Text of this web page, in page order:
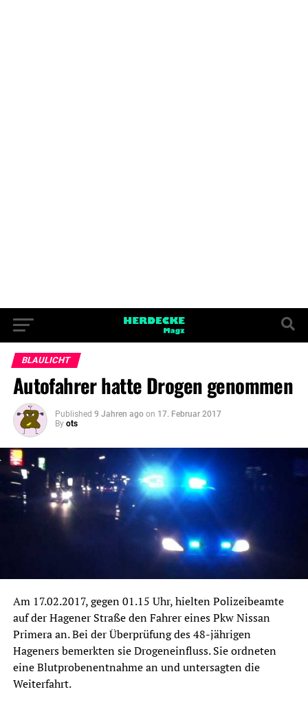
BLAULICHT
Autofahrer hatte Drogen genommen
Published 9 Jahren ago on 17. Februar 2017
By ots
Am 17.02.2017, gegen 01.15 Uhr, hielten Polizeibeamte
auf der Hagener Straße den Fahrer eines Pkw Nissan
Primera an. Bei der Überprüfung des 48-jährigen
Hageners bemerkten sie Drogeneinfluss. Sie ordneten
eine Blutprobenentnahme an und untersagten die
Weiterfahrt.